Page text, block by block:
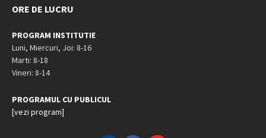
ORE DE LUCRU
PROGRAM INSTITUTIE
Luni, Miercuri, Joi: 8-16
Marti: 8-18
Vineri: 8-14
PROGRAMUL CU PUBLICUL
[vezi program]